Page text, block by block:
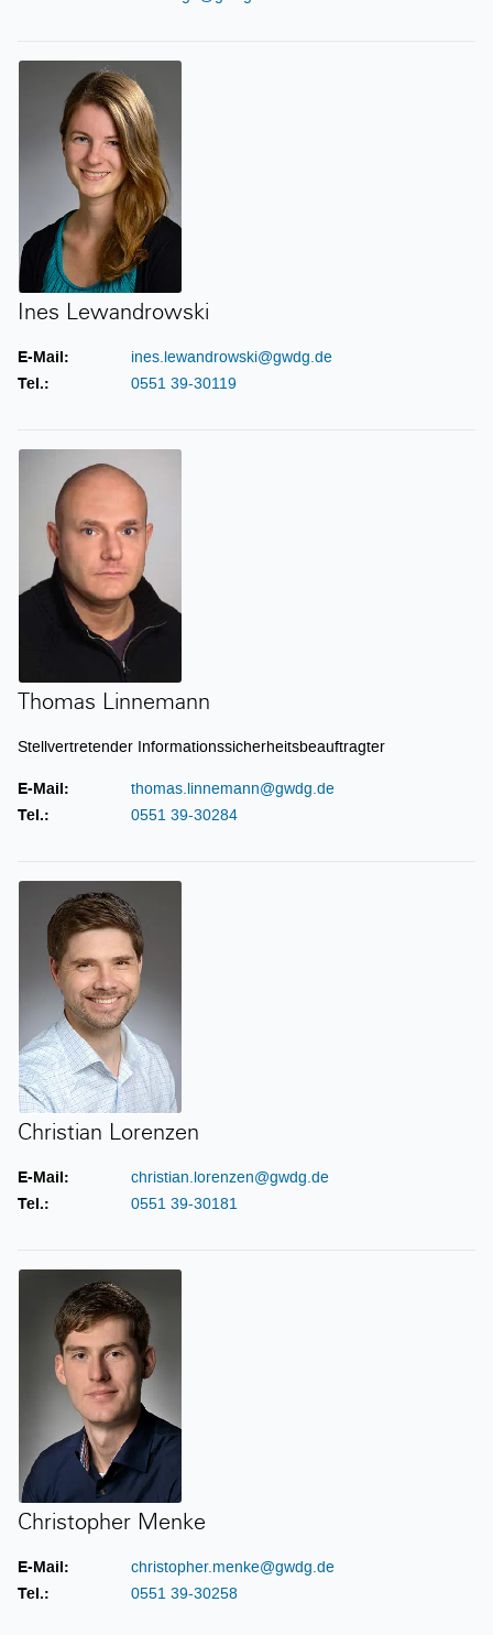
Ines Lewandrowski
E-Mail:
ines.lewandrowski@gwdg.de
Tel.:
0551 39-30119
Thomas Linnemann
Stellvertretender Informationssicherheitsbeauftragter
E-Mail:
thomas.linnemann@gwdg.de
Tel.:
0551 39-30284
Christian Lorenzen
E-Mail:
christian.lorenzen@gwdg.de
Tel.:
0551 39-30181
Christopher Menke
E-Mail:
christopher.menke@gwdg.de
Tel.:
0551 39-30258